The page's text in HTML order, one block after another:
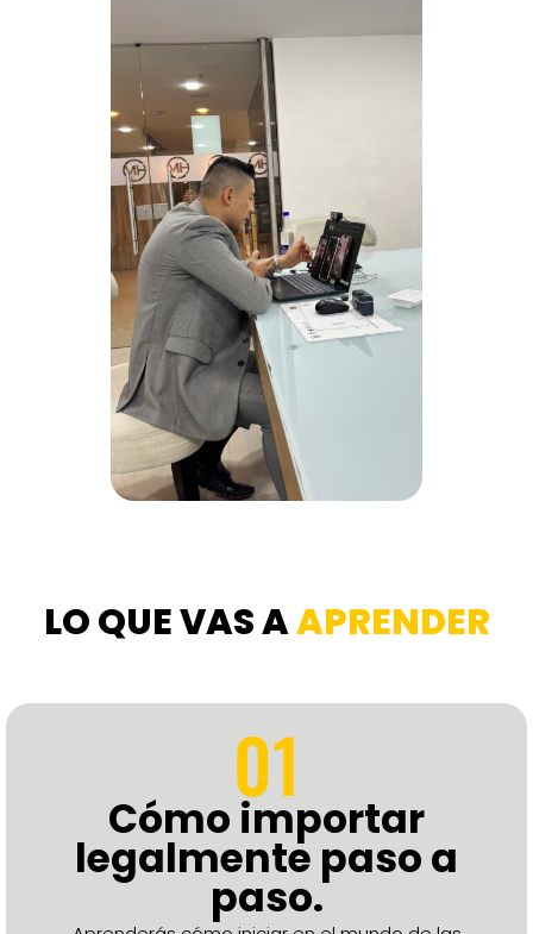
LO QUE VAS AAPRENDER
01
Cómo importar
legalmente paso a
paso.